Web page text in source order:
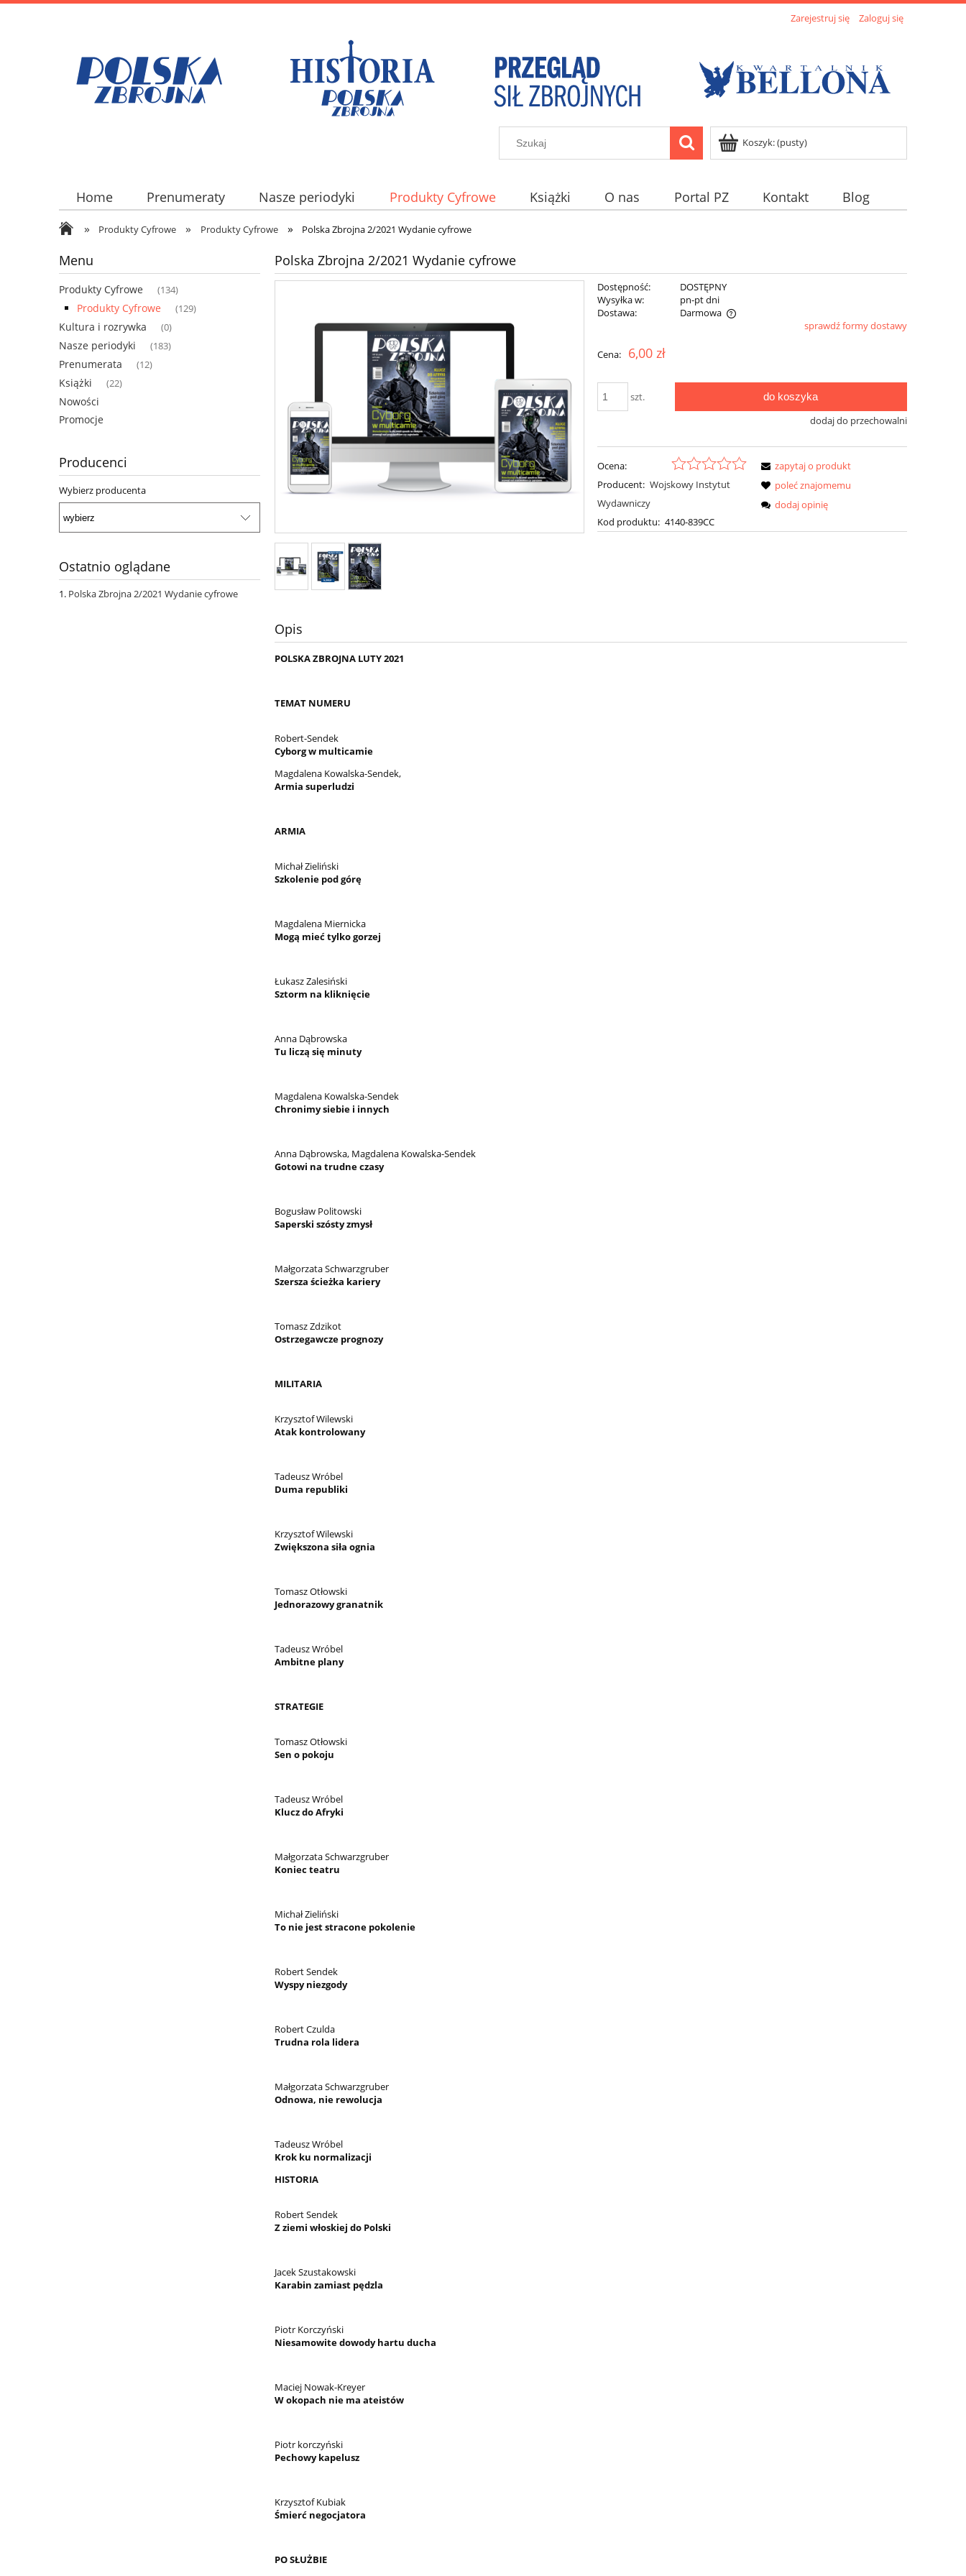
Zarejestruj się Zaloguj się
Koszyk:(pusty)
Home Prenumeraty Nasze periodyki Produkty Cyfrowe Książki O nas Portal PZ Kontakt Blog
» Produkty Cyfrowe » Produkty Cyfrowe » Polska Zbrojna 2/2021 Wydanie cyfrowe
Menu
Produkty Cyfrowe (134)
Produkty Cyfrowe (129)
Kultura i rozrywka (0)
Nasze periodyki (183)
Prenumerata (12)
Książki (22)
Nowości
Promocje
Producenci
Wybierz producenta
Ostatnio oglądane
Polska Zbrojna 2/2021 Wydanie cyfrowe
Polska Zbrojna 2/2021 Wydanie cyfrowe
Dostępność:
DOSTĘPNY
Wysyłka w:
pn-pt dni
Dostawa:
Darmowa
sprawdź formy dostawy
Cena: 6,00 zł
szt. do koszyka
dodaj do przechowalni
Ocena:
Producent: Wojskowy Instytut
Wydawniczy
Kod produktu: 4140-839CC
zapytaj o produkt
poleć znajomemu
dodaj opinię
Opis
POLSKA ZBROJNA LUTY 2021
TEMAT NUMERU
Robert-Sendek
Cyborg w multicamie
Magdalena Kowalska-Sendek,
Armia superludzi
ARMIA
Michał Zieliński
Szkolenie pod górę
Magdalena Miernicka
Mogą mieć tylko gorzej
Łukasz Zalesiński
Sztorm na kliknięcie
Anna Dąbrowska
Tu liczą się minuty
Magdalena Kowalska-Sendek
Chronimy siebie i innych
Anna Dąbrowska, Magdalena Kowalska-Sendek
Gotowi na trudne czasy
Bogusław Politowski
Saperski szósty zmysł
Małgorzata Schwarzgruber
Szersza ścieżka kariery
Tomasz Zdzikot
Ostrzegawcze prognozy
MILITARIA
Krzysztof Wilewski
Atak kontrolowany
Tadeusz Wróbel
Duma republiki
Krzysztof Wilewski
Zwiększona siła ognia
Tomasz Otłowski
Jednorazowy granatnik
Tadeusz Wróbel
Ambitne plany
STRATEGIE
Tomasz Otłowski
Sen o pokoju
Tadeusz Wróbel
Klucz do Afryki
Małgorzata Schwarzgruber
Koniec teatru
Michał Zieliński
To nie jest stracone pokolenie
Robert Sendek
Wyspy niezgody
Robert Czulda
Trudna rola lidera
Małgorzata Schwarzgruber
Odnowa, nie rewolucja
Tadeusz Wróbel
Krok ku normalizacji
HISTORIA
Robert Sendek
Z ziemi włoskiej do Polski
Jacek Szustakowski
Karabin zamiast pędzla
Piotr Korczyński
Niesamowite dowody hartu ducha
Maciej Nowak-Kreyer
W okopach nie ma ateistów
Piotr korczyński
Pechowy kapelusz
Krzysztof Kubiak
Śmierć negocjatora
PO SŁUŻBIE